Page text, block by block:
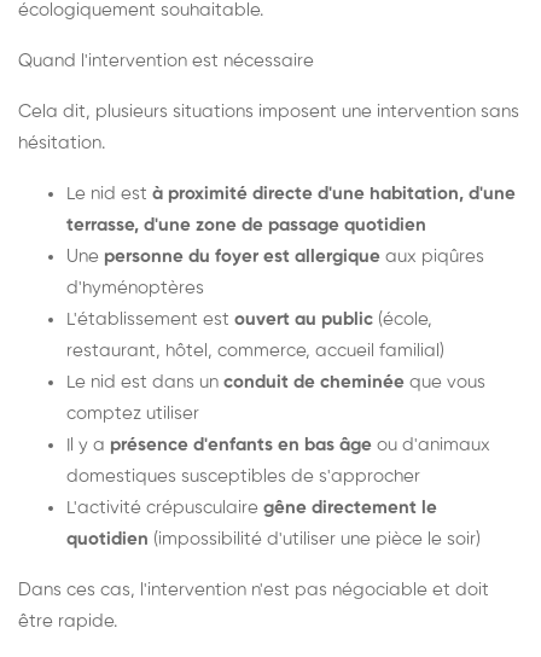
écologiquement souhaitable.
Quand l'intervention est nécessaire
Cela dit, plusieurs situations imposent une intervention sans
hésitation.
Le nid est à proximité directe d'une habitation, d'une
terrasse, d'une zone de passage quotidien
Une personne du foyer est allergique aux piqûres
d'hyménoptères
L'établissement est ouvert au public (école,
restaurant, hôtel, commerce, accueil familial)
Le nid est dans un conduit de cheminée que vous
comptez utiliser
Il y a présence d'enfants en bas âge ou d'animaux
domestiques susceptibles de s'approcher
L'activité crépusculaire gêne directement le
quotidien (impossibilité d'utiliser une pièce le soir)
Dans ces cas, l'intervention n'est pas négociable et doit
être rapide.